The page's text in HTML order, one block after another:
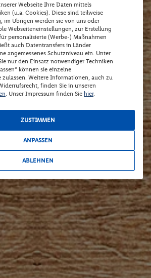
Webseite Ihre Daten mittels
(u.a. Cookies). Diese sind teilweise
im Übrigen werden sie von uns oder
Webseiteneinstellungen, zur Erstellung
personalisierte (Werbe-) Maßnahmen
auch Datentransfers in Länder
angemessenes Schutzniveau ein. Unter
nur den Einsatz notwendiger Techniken
können sie einzelne
zulassen. Weitere Informationen, auch zu
finden Sie in unseren
. Unser Impressum finden Sie hier.
ZUSTIMMEN
ANPASSEN
ABLEHNEN